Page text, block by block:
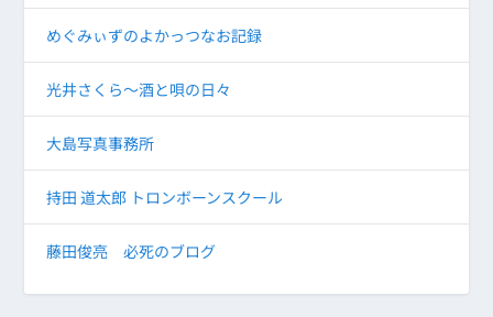
めぐみぃずのよかっつなお記録
光井さくら～酒と唄の日々
大島写真事務所
持田 道太郎 トロンボーンスクール
藤田俊亮 必死のブログ